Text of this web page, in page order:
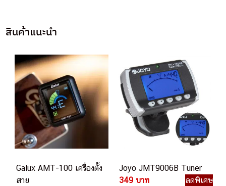
สินค้าแนะนำ
Galux AMT-100 เครื่องตั้ง
สาย
Joyo JMT9006B Tuner
349 บาท
ลดพิเศษ